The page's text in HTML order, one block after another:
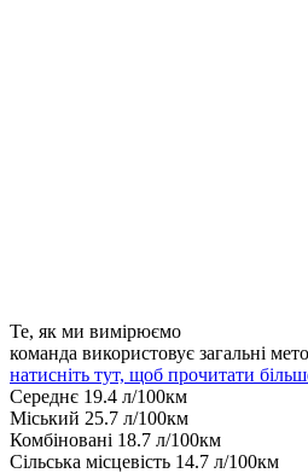
Те, як ми вимірюємо
команда використовує загальні
натисніть тут, щоб прочитати
Середнє 19.4 л/100км
Міський 25.7 л/100км
Комбіновані 18.7 л/100км
Сільська місцевість 14.7 л/100км